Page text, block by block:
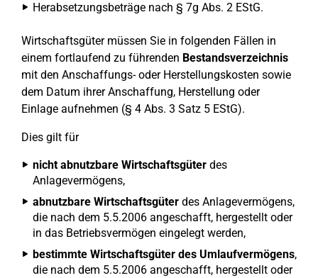
Herabsetzungsbeträge nach § 7g Abs. 2 EStG.
Wirtschaftsgüter müssen Sie in folgenden Fällen in
einem fortlaufend zu führenden Bestandsverzeichnis
mit den Anschaffungs- oder Herstellungskosten sowie
dem Datum ihrer Anschaffung, Herstellung oder
Einlage aufnehmen (§ 4 Abs. 3 Satz 5 EStG).
Dies gilt für
nicht abnutzbare Wirtschaftsgüter des
Anlagevermögens,
abnutzbare Wirtschaftsgüter des Anlagevermögens,
die nach dem 5.5.2006 angeschafft, hergestellt oder
in das Betriebsvermögen eingelegt werden,
bestimmte Wirtschaftsgüter des Umlaufvermögens,
die nach dem 5.5.2006 angeschafft, hergestellt oder